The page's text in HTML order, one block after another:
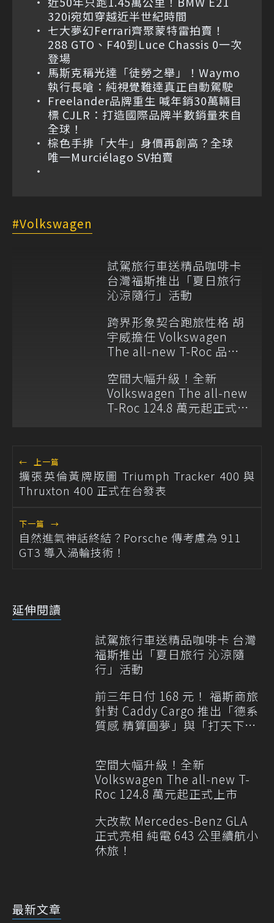
320i宛如穿越近半世紀時間
七大夢幻Ferrari齊聚蒙特雷拍賣！
288 GTO、F40到Luce Chassis 0一次
登場
馬斯克稱光達「徒勞之舉」！Waymo
執行長嗆：純視覺難達真正自動駕駛
Freelander品牌重生 喊年銷30萬輛目
標 CJLR：打造國際品牌半數銷量來自
全球！
棕色手排「大牛」身價再創高？全球
唯一Murciélago SV拍賣
Volkswagen
試駕旅行車送精品咖啡卡
台灣福斯推出「夏日旅行
沁涼隨行」活動
跨界形象契合跑旅性格 胡
宇威擔任 Volkswagen
The all-new T-Roc 品牌
空間大幅升級！全新
Volkswagen The all-new
T-Roc 124.8 萬元起正式上
← 上一篇
擴張英倫黃牌版圖 Triumph Tracker 400 與
Thruxton 400 正式在台發表
下一篇 →
自然進氣神話終結？Porsche 傳考慮為 911
GT3 導入渦輪技術！
延伸閱讀
試駕旅行車送精品咖啡卡 台灣
福斯推出「夏日旅行 沁涼隨
行」活動
前三年日付 168 元！ 福斯商旅
針對 Caddy Cargo 推出「德系
質感 精算圓夢」與「打天下」
空間大幅升級！全新
Volkswagen The all-new T-
Roc 124.8 萬元起正式上市
大改款 Mercedes-Benz GLA
正式亮相 純電 643 公里續航小
休旅！
最新文章